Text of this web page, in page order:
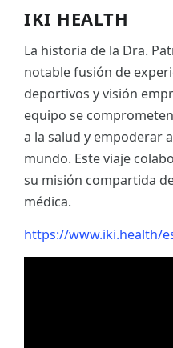
IKI HEALTH
La historia de la Dra.
notable fusión de
deportivos y visión
equipo se
a la salud y empoderar
mundo. Este viaje
su misión compartida
médica.
https://www.iki.health/